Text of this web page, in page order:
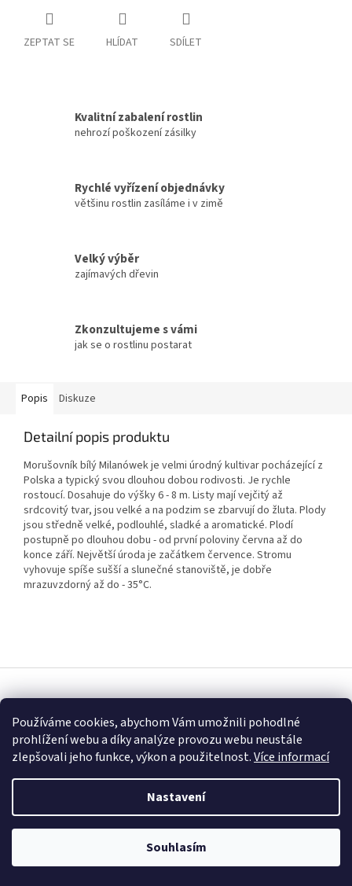
Používáme cookies, abychom Vám umožnili pohodlné
prohlížení webu a díky analýze provozu webu neustále
zlepšovali jeho funkce, výkon a použitelnost.Více informací
Nastavení
Souhlasím
ZEPTAT SE HLÍDAT SDÍLET
Kvalitní zabalení rostlin
nehrozí poškození zásilky
Rychlé vyřízení objednávky
většinu rostlin zasíláme i v zimě
Velký výběr
zajímavých dřevin
Zkonzultujeme s vámi
jak se o rostlinu postarat
Popis Diskuze
Detailní popis produktu
Morušovník bílý Milanówek je velmi úrodný kultivarpocházející z
Polska a typický svou dlouhou dobou rodivosti. Je rychle
rostoucí. Dosahuje do výšky 6 - 8 m. Listy mají vejčitý až
srdcovitý tvar, jsou velké a na podzim se zbarvují do žluta. Plody
jsou středně velké, podlouhlé, sladké a aromatické. Plodí
postupně po dlouhou dobu - od první poloviny června až do
konce září. Největší úroda je začátkem července. Stromu
vyhovuje spíše sušší a slunečné stanoviště, je dobře
mrazuvzdorný až do - 35°C.
á
p
Copyright 2026 Fascinující Paulownia. Všechna práva vyhrazena.